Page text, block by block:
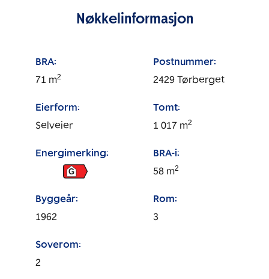
Nøkkelinformasjon
BRA:
71 m2
Postnummer:
2429 Tørberget
Eierform:
Selveier
Tomt:
1 017 m2
Energimerking:
G
BRA-i:
58 m2
Byggeår:
1962
Rom:
3
Soverom:
2